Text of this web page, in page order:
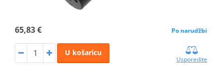
65,83 € Po narudžbi
U košaricu
Usporedite